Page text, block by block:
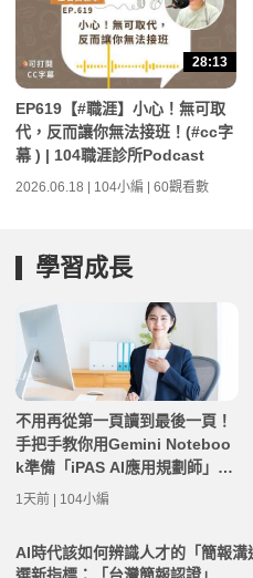
28:13
EP619【#職涯】小心！無可取
代，反而讓你無法接班！(#cc字
幕 ) | 104職涯診所Podcast
2026.06.18 | 104小編 | 60觀看數
學習成長
不用再從第一頁讀到最後一頁！
手把手教你用Gemini Noteboo
k準備「iPAS AI應用規劃師」考
試筆記
1天前 | 104小編
AI時代該如何辨識人才的「簡報溝